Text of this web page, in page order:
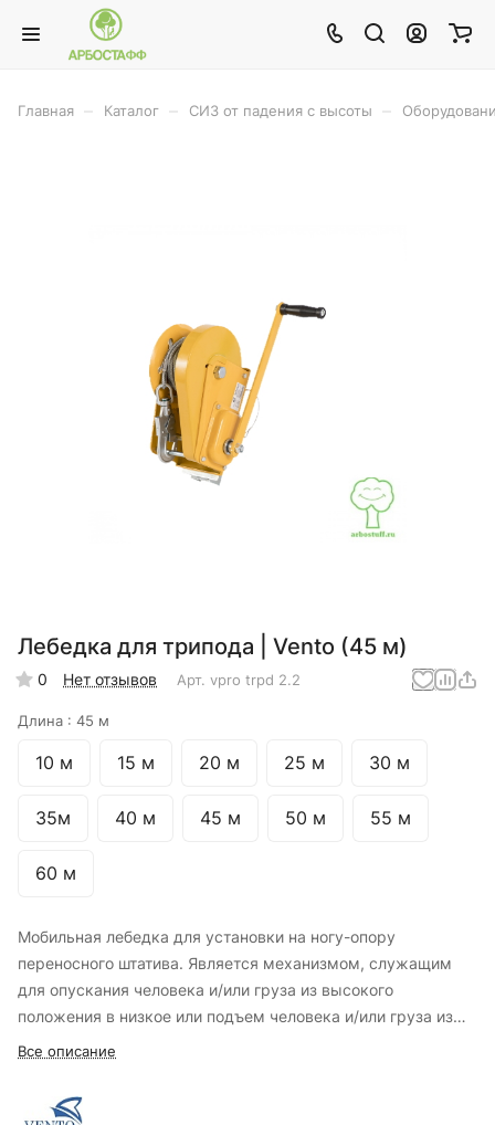
Главная Каталог СИЗ от падения с высоты
Лебедка для трипода | Vento (45 м)
0 Нет отзывов Арт. vpro trpd 2.2
Длина : 45 м
10 м 15 м 20 м 25 м 30 м
35м 40 м 45 м 50 м 55 м
60 м
Мобильная лебедка для установки на ногу-опору
переносного штатива. Является механизмом, служащим
для опускания человека и/или груза из высокого
положения в низкое или подъем человека и/или груза из
низкого положения в высокое.
Все описание